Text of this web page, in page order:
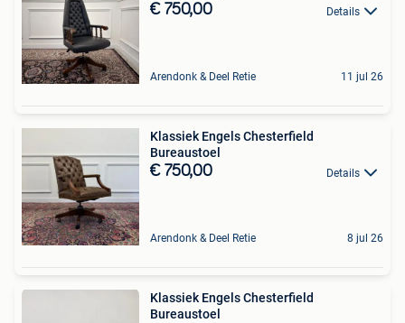
€ 750,00 Details
Arendonk & Deel Retie 11 jul 26
Klassiek Engels Chesterfield
Bureaustoel
€ 750,00 Details
Arendonk & Deel Retie 8 jul 26
Klassiek Engels Chesterfield
Bureaustoel